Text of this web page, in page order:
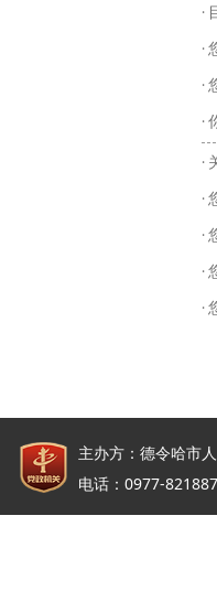
·
·
·
·
·
·
·
·
·
主办方：德令哈市
电话：0977-